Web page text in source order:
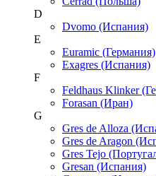
D
Dvomo (Испания)
E
Euramic (Германия)
Exagres (Испания)
F
Feldhaus Klinker
Forasan (Иран)
G
Gres de Alloza
Gres de Aragon
Gres Tejo
Gresan (Испания)